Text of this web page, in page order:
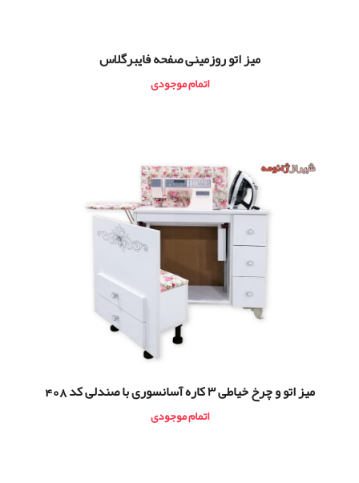
میز اتو روزمینی صفحه فایبرگلاس
اتمام موجودی
ميز اتو و چرخ خیاطی ۳ کاره آسانسوری با صندلی کد 408
اتمام موجودی